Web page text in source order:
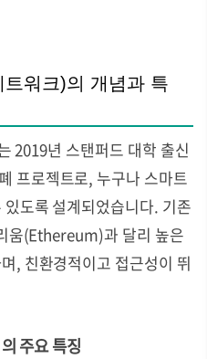
워크)의 개념과 특
2019년 스탠퍼드 대학 출신
프로젝트로, 누구나 스마트
도록 설계되었습니다. 기존
움(Ethereum)과 달리 높은
, 친환경적이고 접근성이 뛰
주요 특징